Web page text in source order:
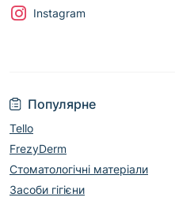
Популярне
Tello
FrezyDerm
Стоматологічні матеріали
Засоби гігієни
Instagram